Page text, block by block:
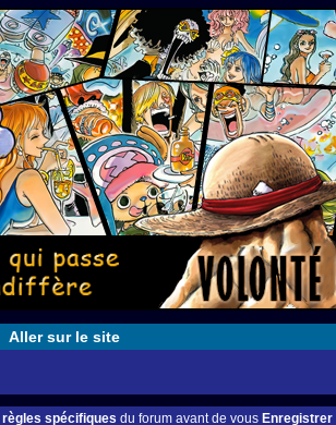
Aller sur le site
règles spécifiques du forum avant de vous Enregistrer